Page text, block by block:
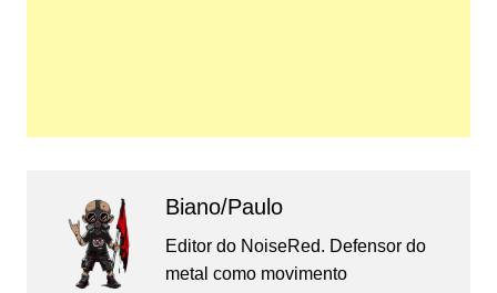
Biano/Paulo
Editor do NoiseRed. Defensor do
metal como movimento